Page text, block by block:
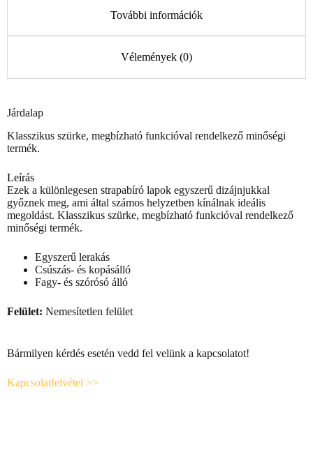
További információk
Vélemények (0)
Járdalap
Klasszikus szürke, megbízható funkcióval rendelkező minőségi
termék.
Leírás
Ezek a különlegesen strapabíró lapok egyszerű dizájnjukkal
győznek meg, ami által számos helyzetben kínálnak ideális
megoldást. Klasszikus szürke, megbízható funkcióval rendelkező
minőségi termék.
Egyszerű lerakás
Csúszás- és kopásálló
Fagy- és szórósó álló
Felület: Nemesítetlen felület
Bármilyen kérdés esetén vedd fel velünk a kapcsolatot!
Kapcsolatfelvétel >>